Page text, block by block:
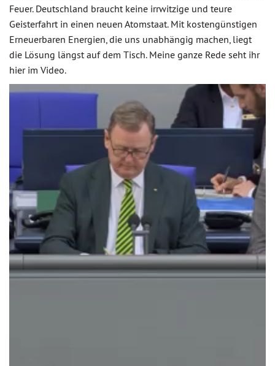
Feuer. Deutschland braucht keine irrwitzige und teure
Geisterfahrt in einen neuen Atomstaat. Mit kostengünstigen
Erneuerbaren Energien, die uns unabhängig machen, liegt
die Lösung längst auf dem Tisch. Meine ganze Rede seht ihr
hier im Video.